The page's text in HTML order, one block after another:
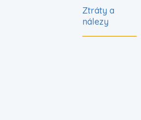
Ztráty a
nálezy